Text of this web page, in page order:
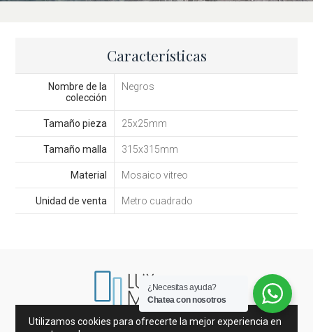
Características
Nombre de la
colección
Negros
Tamaño pieza 25x25mm
Tamaño malla 315x315mm
Material Mosaico vitreo
Unidad de venta Metro cuadrado
Mármoles de España e Italia
Utilizamos cookies para ofrecerte la mejor experiencia en
¿Necesitas ayuda?
Chatea con nosotros